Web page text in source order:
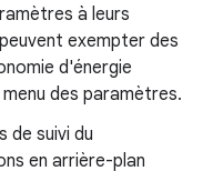
à leurs
exempter des
d'énergie
des paramètres.
de suivi du
en arrière-plan